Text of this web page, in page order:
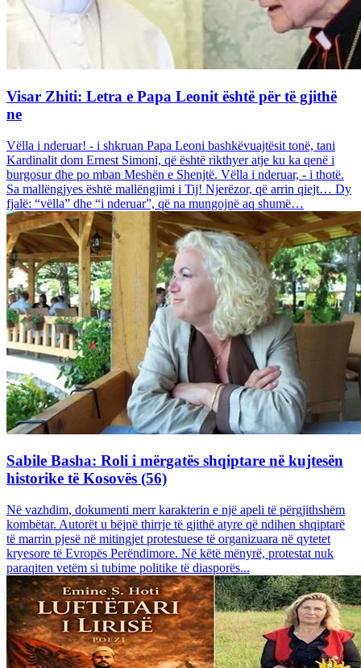
Visar Zhiti: Letra e Papa Leonit është për të gjithë
ne
Vëlla i nderuar! - i shkruan Papa Leoni bashkëvuajtësit tonë, tani
Kardinalit dom Ernest Simoni, që është rikthyer atje ku ka qenë i
burgosur dhe po mban Meshën e Shenjtë. Vëlla i nderuar, - i thotë.
Sa mallëngjyes është mallëngjimi i Tij! Njerëzor, që arrin qiejt… Dy
fjalë: “vëlla” dhe “i nderuar”, që na mungojnë aq shumë…
Sabile Basha: Roli i mërgatës shqiptare në kujtesën
historike të Kosovës (56)
Në vazhdim, dokumenti merr karakterin e një apeli të përgjithshëm
kombëtar. Autorët u bëjnë thirrje të gjithë atyre që ndihen shqiptarë
të marrin pjesë në mitingjet protestuese të organizuara në qytetet
kryesore të Evropës Perëndimore. Në këtë mënyrë, protestat nuk
paraqiten vetëm si tubime politike të diasporës...